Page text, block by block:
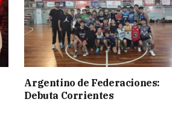
Argentino de Federaciones:
Debuta Corrientes